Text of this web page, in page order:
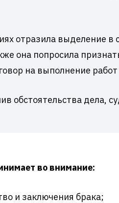
отразила выделение в
она попросила
на выполнение
обстоятельства дела,
во внимание:
и заключения брака;